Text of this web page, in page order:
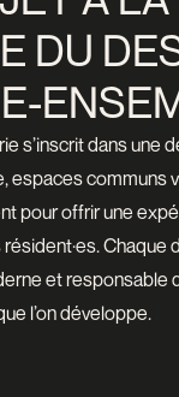
DU
s’inscrit dans une
espaces communs
pour offrir une
Chaque
et responsable
l’on développe.